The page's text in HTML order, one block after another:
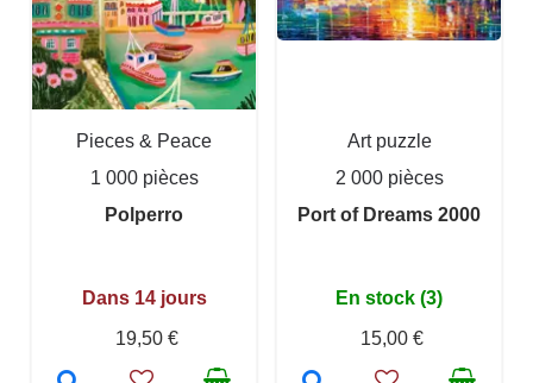
Pieces & Peace
1 000 pièces
Polperro
Dans 14 jours
19,50 €
Art puzzle
2 000 pièces
Port of Dreams 2000
En stock (3)
15,00 €